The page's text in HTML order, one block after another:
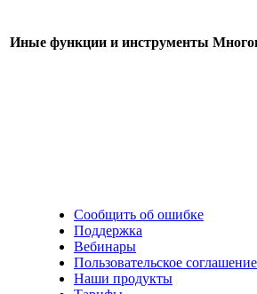
Иные функции и инструменты
Сообщить об ошибке
Поддержка
Вебинары
Пользовательское соглашение
Наши продукты